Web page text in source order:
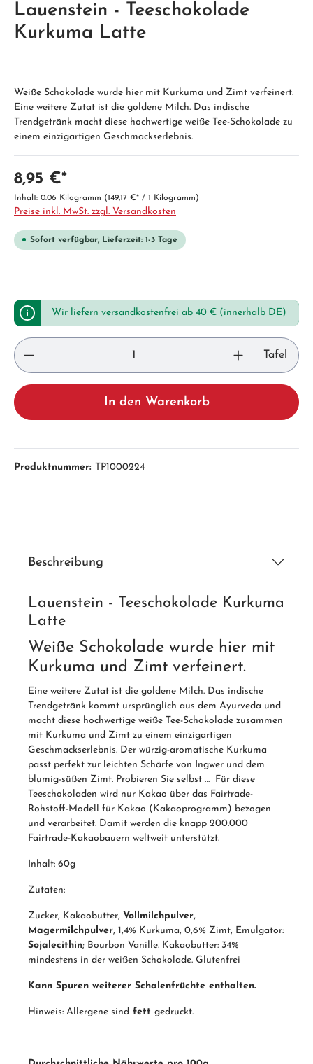
Lauenstein - Teeschokolade
Kurkuma Latte
Weiße Schokolade wurde hier mit Kurkuma und Zimt verfeinert.
Eine weitere Zutat ist die goldene Milch. Das indische
Trendgetränk macht diese hochwertige weiße Tee-Schokolade zu
einem einzigartigen Geschmackserlebnis.
8,95 €*
Inhalt: 0.06 Kilogramm (149,17 €* / 1 Kilogramm)
Preise inkl. MwSt. zzgl. Versandkosten
Sofort verfügbar, Lieferzeit: 1-3 Tage
Wir liefern versandkostenfrei ab 40 € (innerhalb DE)
Tafel
In den Warenkorb
Produktnummer: TP1000224
Beschreibung
Lauenstein - Teeschokolade Kurkuma
Latte
Weiße Schokolade wurde hier mit
Kurkuma und Zimt verfeinert.
Eine weitere Zutat ist die goldene Milch. Das indische
Trendgetränk kommt ursprünglich aus dem Ayurveda und
macht diese hochwertige weiße Tee-Schokolade zusammen
mit Kurkuma und Zimt zu einem einzigartigen
Geschmackserlebnis. Der würzig-aromatische Kurkuma
passt perfekt zur leichten Schärfe von Ingwer und dem
blumig-süßen Zimt. Probieren Sie selbst … Für diese
Teeschokoladen wird nur Kakao über das Fairtrade-
Rohstoff-Modell für Kakao (Kakaoprogramm) bezogen
und verarbeitet. Damit werden die knapp 200.000
Fairtrade-Kakaobauern weltweit unterstützt.
Inhalt: 60g
Zutaten:
Zucker, Kakaobutter, Vollmilchpulver,
Magermilchpulver, 1,4% Kurkuma, 0,6% Zimt, Emulgator:
Sojalecithin; Bourbon Vanille. Kakaobutter: 34%
mindestens in der weißen Schokolade. Glutenfrei
Kann Spuren weiterer Schalenfrüchte enthalten.​
Hinweis: Allergene sind fett gedruckt.